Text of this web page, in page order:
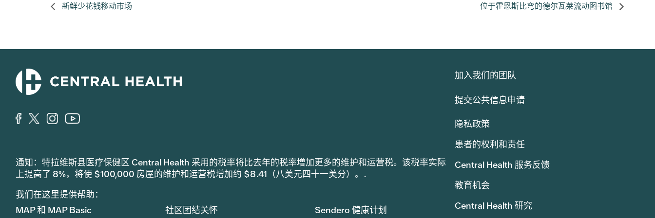
新鲜少花钱移动市场 位于霍恩斯比弯的德尔瓦莱流动图书馆
通知：特拉维斯县医疗保健区 Central Health 采用的税率将比去年的税率增加更多的维护和运营税。该税率实际
上提高了 8%，将使 $100,000 房屋的维护和运营税增加约 $8.41（八美元四十一美分）。.
我们在这里提供帮助：
MAP 和 MAP Basic
社区团结关怀
Sendero 健康计划
加入我们的团队
提交公共信息申请
隐私政策
患者的权利和责任
Central Health 服务反馈
教育机会
Central Health 研究